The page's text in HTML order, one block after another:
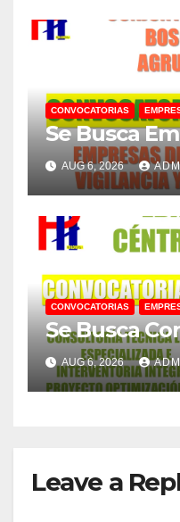
CONVOCATORIAS
Se Busca
AUG 6, 2026
CONVOCATORIAS
Se Busca
AUG 6, 2026
Leave a